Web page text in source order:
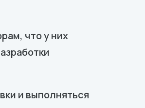
что у них
и выполняться